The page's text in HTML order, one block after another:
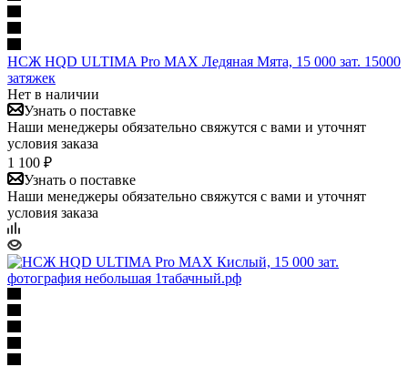
НСЖ HQD ULTIMA Pro MAX Ледяная Мята, 15 000 зат. 15000
затяжек
Нет в наличии
Узнать о поставке
Наши менеджеры обязательно свяжутся с вами и уточнят
условия заказа
1 100 ₽
Узнать о поставке
Наши менеджеры обязательно свяжутся с вами и уточнят
условия заказа